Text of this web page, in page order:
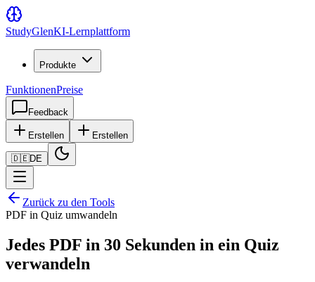
StudyGlenKI-Lernplattform
Produkte
FunktionenPreise
Feedback
Erstellen Erstellen
🇩🇪DE
Zurück zu den Tools
PDF in Quiz umwandeln
Jedes PDF in 30 Sekunden in ein Quiz
verwandeln